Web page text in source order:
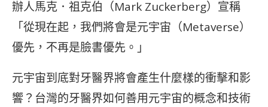
辦人馬克．祖克伯（Mark Zuckerberg）宣稱
「從現在起，我們將會是元宇宙（Metaverse）
優先，不再是臉書優先。」
元宇宙到底對牙醫界將會產生什麼樣的衝擊和影
響？台灣的牙醫界如何善用元宇宙的概念和技術